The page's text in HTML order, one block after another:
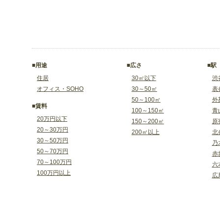
■用途
住居
オフィス・SOHO
■賃料
20万円以下
20～30万円
30～50万円
50～70万円
70～100万円
100万円以上
■広さ
30㎡以下
30～50㎡
50～100㎡
100～150㎡
150～200㎡
200㎡以上
■駅
渋
表
外
青
原
北
乃
赤
六
広